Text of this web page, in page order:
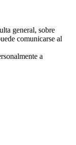
general, sobre
comunicarse al
a